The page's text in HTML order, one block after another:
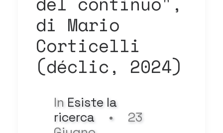
di Mario
Corticelli
(déclic, 2024)
In Esiste la
ricerca
•
23